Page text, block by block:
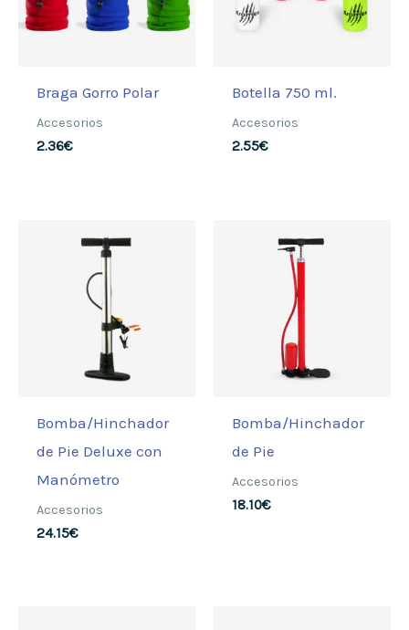
Braga Gorro Polar
Accesorios
2.36€
Botella 750 ml.
Accesorios
2.55€
Bomba/Hinchador
de Pie Deluxe con
Manómetro
Accesorios
24.15€
Bomba/Hinchador
de Pie
Accesorios
18.10€